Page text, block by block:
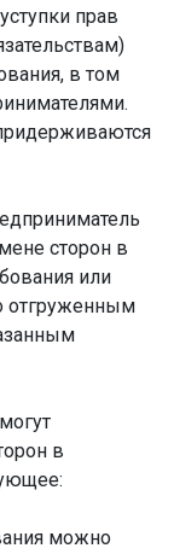
прав
в том
сторон в
или
отгруженным
в
можно